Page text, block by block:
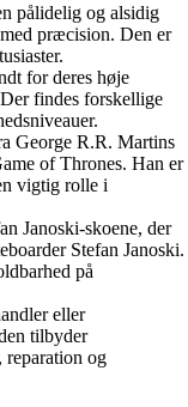
pålidelig og alsidig
præcision. Den er
for deres høje
findes forskellige
George R.R. Martins
of Thrones. Han er
vigtig rolle i
Janoski-skoene, der
Stefan Janoski.
på
eller
tilbyder
reparation og